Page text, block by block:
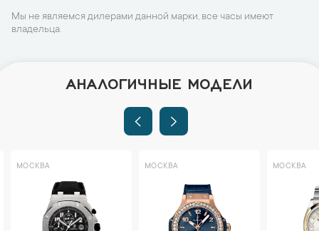
Мы не являемся дилерами данной марки, все часы имеют
владельца.
АНАЛОГИЧНЫЕ МОДЕЛИ
МОСКВА МОСКВА МОСКВА